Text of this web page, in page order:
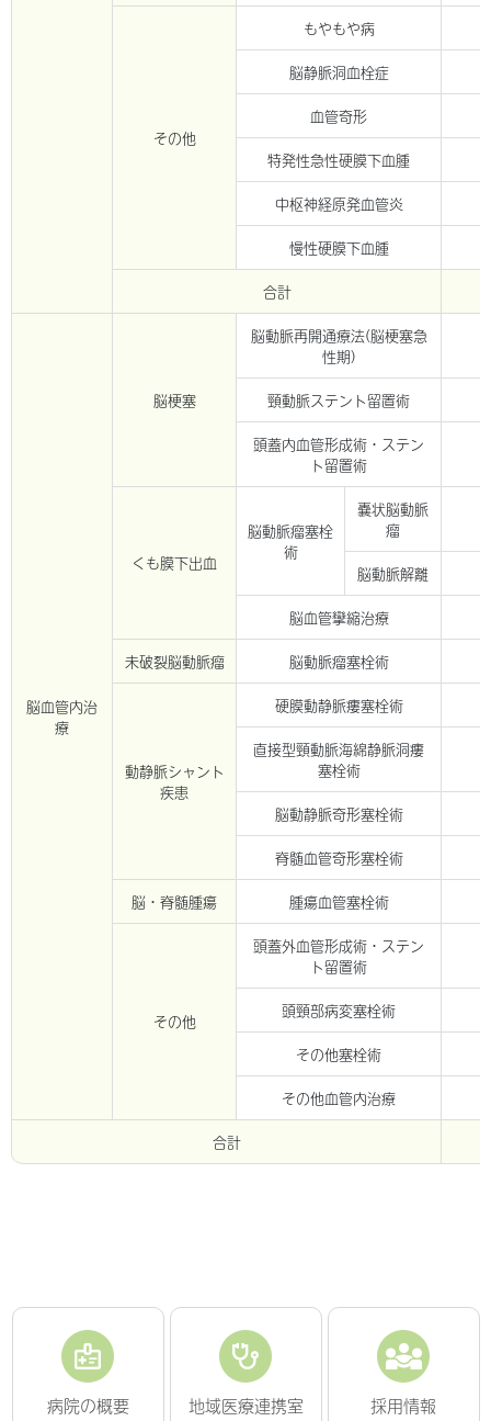
その他
もやもや病
脳静脈洞血栓症
血管奇形
特発性急性硬膜下血腫
中枢神経原発血管炎
慢性硬膜下血腫
合計
脳血管内治
療
脳梗塞
脳動脈再開通療法(脳梗塞急
性期)
頸動脈ステント留置術
頭蓋内血管形成術・ステン
ト留置術
くも膜下出血
脳動脈瘤塞栓
術
嚢状脳動脈
瘤
脳動脈解離
脳血管攣縮治療
未破裂脳動脈瘤
脳動脈瘤塞栓術
動静脈シャント
疾患
硬膜動静脈瘻塞栓術
直接型頸動脈海綿静脈洞瘻
塞栓術
脳動静脈奇形塞栓術
脊髄血管奇形塞栓術
脳・脊髄腫瘍
腫瘍血管塞栓術
その他
頭蓋外血管形成術・ステン
ト留置術
頭頸部病変塞栓術
その他塞栓術
その他血管内治療
合計
病院の概要 地域医療連携室 採用情報